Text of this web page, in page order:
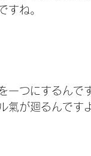
すね。
一つにするんで
氣が廻るんです